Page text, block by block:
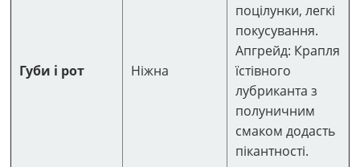
Губи і рот Ніжна
поцілунки, легкі
покусування.
Апгрейд: Крапля
їстівного
лубриканта з
полуничним
смаком додасть
пікантності.